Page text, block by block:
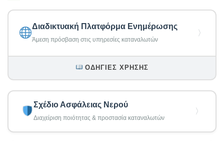
Διαδικτυακή Πλατφόρμα Ενημέρωσης
Άμεση πρόσβαση στις υπηρεσίες καταναλωτών
〉
ΟΔΗΓΊΕΣ ΧΡΉΣΗΣ
Σχέδιο Ασφάλειας Νερού
Διαχείριση ποιότητας & προστασία καταναλωτών
〉